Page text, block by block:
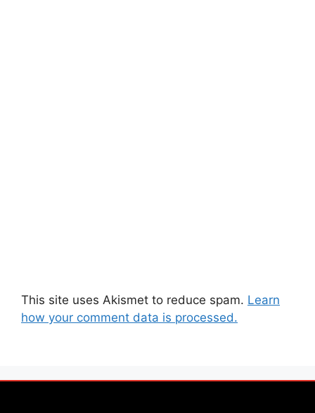
This site uses Akismet to reduce spam. Learn
how your comment data is processed.